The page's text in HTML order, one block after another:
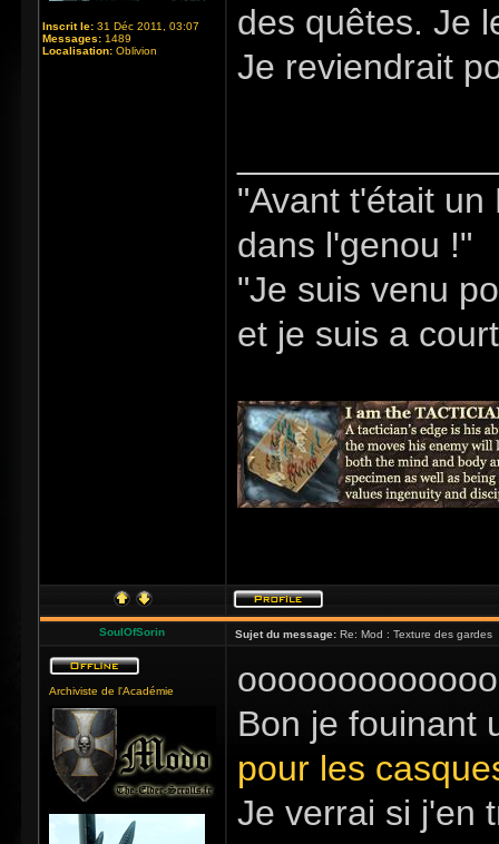
Inscrit le: 31 Déc 2011, 03:07
Messages: 1489
Localisation: Oblivion
des quêtes. Je
Je reviendrait
"Avant t'était
dans l'genou !"
"Je suis venu
et je suis a
SoulOfSorin Sujet du message: Re: Mod : Texture des gardes
Archiviste de l'Académie
Bon je fouinant
pour les
Je verrai si j'en